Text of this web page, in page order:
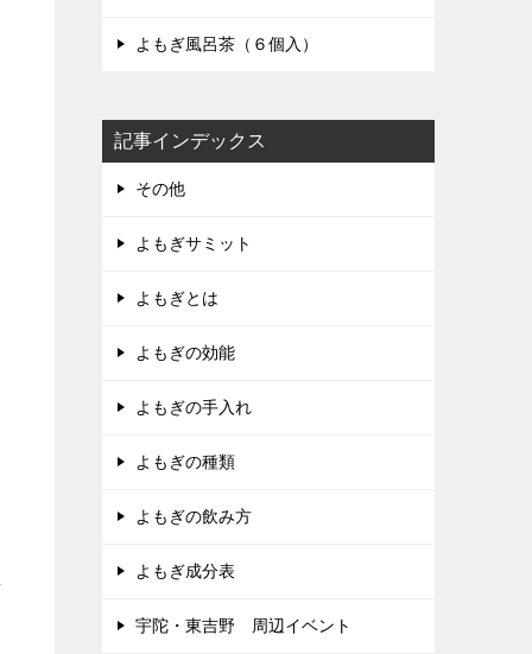
よもぎ風呂茶（６個入）
記事インデックス
その他
よもぎサミット
よもぎとは
よもぎの効能
よもぎの手入れ
よもぎの種類
よもぎの飲み方
よもぎ成分表
宇陀・東吉野 周辺イベント